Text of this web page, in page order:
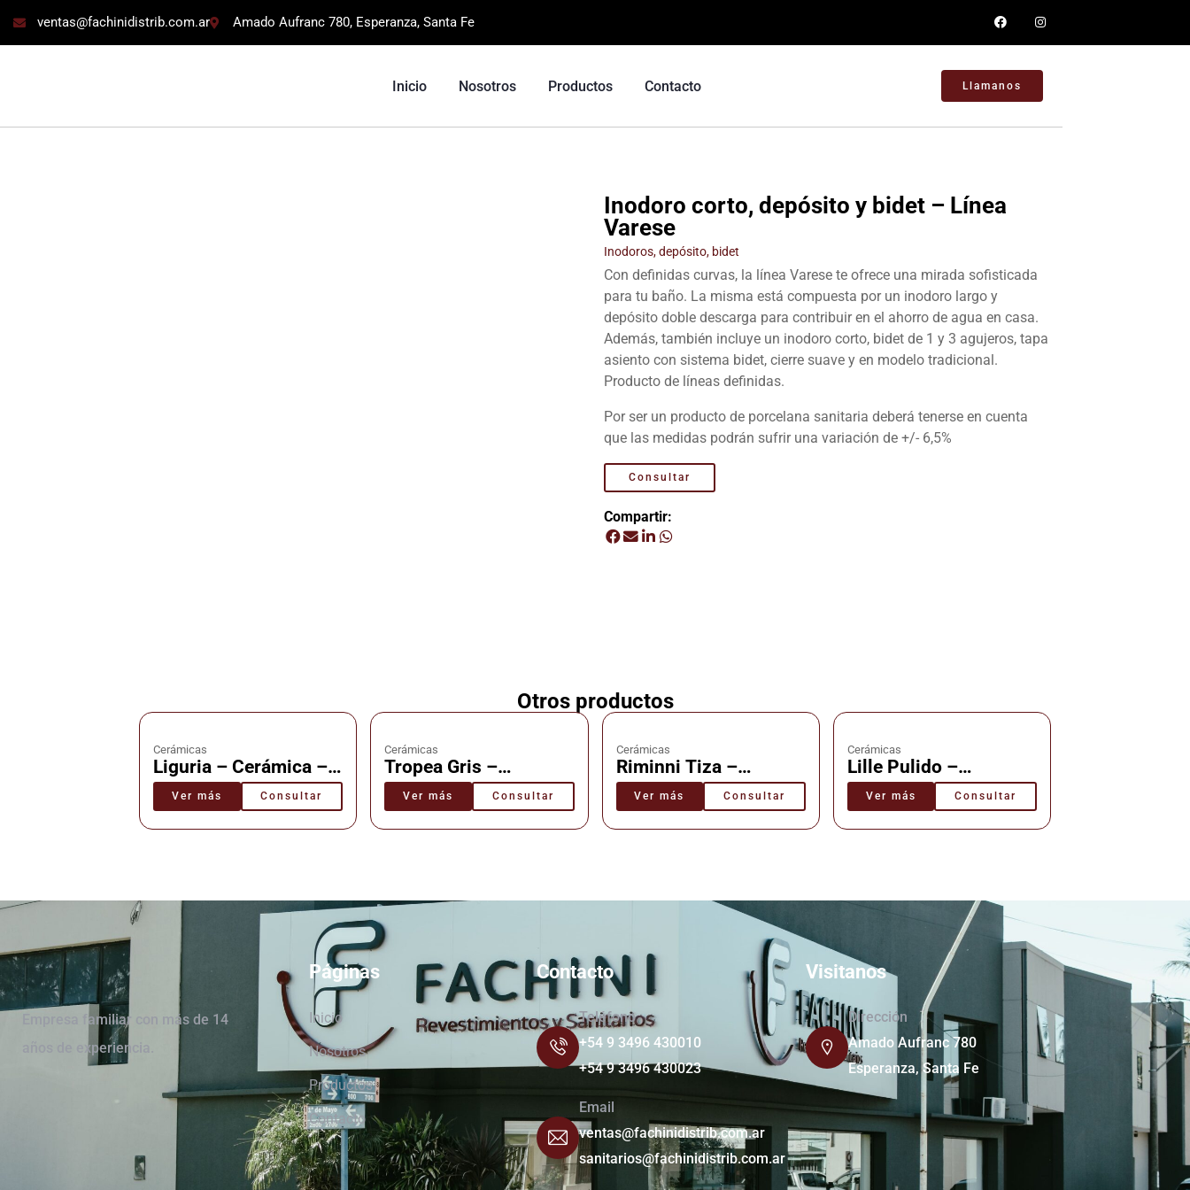
ventas@fachinidistrib.com.ar Amado Aufranc 780, Esperanza, Santa Fe
Inicio Nosotros Productos Contacto Llamanos
Inodoro corto, depósito y bidet – Línea
Varese
Inodoros, depósito, bidet
Con definidas curvas, la línea Varese te ofrece una mirada sofisticada
para tu baño. La misma está compuesta por un inodoro largo y
depósito doble descarga para contribuir en el ahorro de agua en casa.
Además, también incluye un inodoro corto, bidet de 1 y 3 agujeros, tapa
asiento con sistema bidet, cierre suave y en modelo tradicional.
Producto de líneas definidas.
Por ser un producto de porcelana sanitaria deberá tenerse en cuenta
que las medidas podrán sufrir una variación de +/- 6,5%
Consultar
Compartir:
Otros productos
Cerámicas
Liguria – Cerámica –
Cañuelas
Ver más Consultar
Cerámicas
Tropea Gris –
Cerámica – Cañuelas
Ver más Consultar
Cerámicas
Riminni Tiza –
Cerámica – Cañuelas
Ver más Consultar
Cerámicas
Lille Pulido –
Cerámica – Cañuelas
Ver más Consultar
Empresa familiar con más de 14
años de experiencia.
Páginas
Inicio
Nosotros
Productos
Contacto
Contacto
Teléfono
+54 9 3496 430010
+54 9 3496 430023
Email
ventas@fachinidistrib.com.ar
sanitarios@fachinidistrib.com.ar
Visitanos
Dirección
Amado Aufranc 780
Esperanza, Santa Fe